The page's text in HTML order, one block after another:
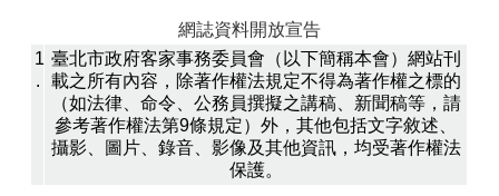
1
.
臺北市政府客家事務委員會（以下簡稱本會）網站刊
載之所有內容，除著作權法規定不得為著作權之標的
（如法律、命令、公務員撰擬之講稿、新聞稿等，請
參考著作權法第9條規定）外，其他包括文字敘述、
攝影、圖片、錄音、影像及其他資訊，均受著作權法
保護。
網誌資料開放宣告